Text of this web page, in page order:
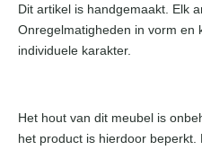
Dit artikel is handgemaakt. Elk
Onregelmatigheden in vorm en
individuele karakter.
Het hout van dit meubel is
het product is hierdoor